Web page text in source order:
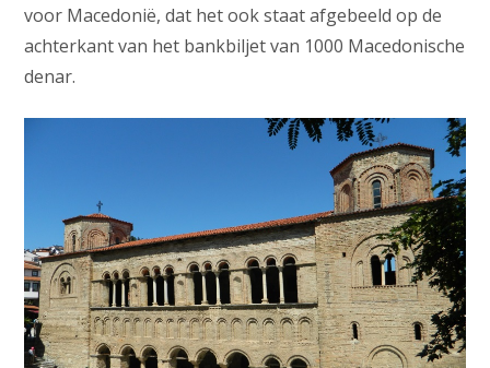
voor Macedonië, dat het ook staat afgebeeld op de
achterkant van het bankbiljet van 1000 Macedonische
denar.